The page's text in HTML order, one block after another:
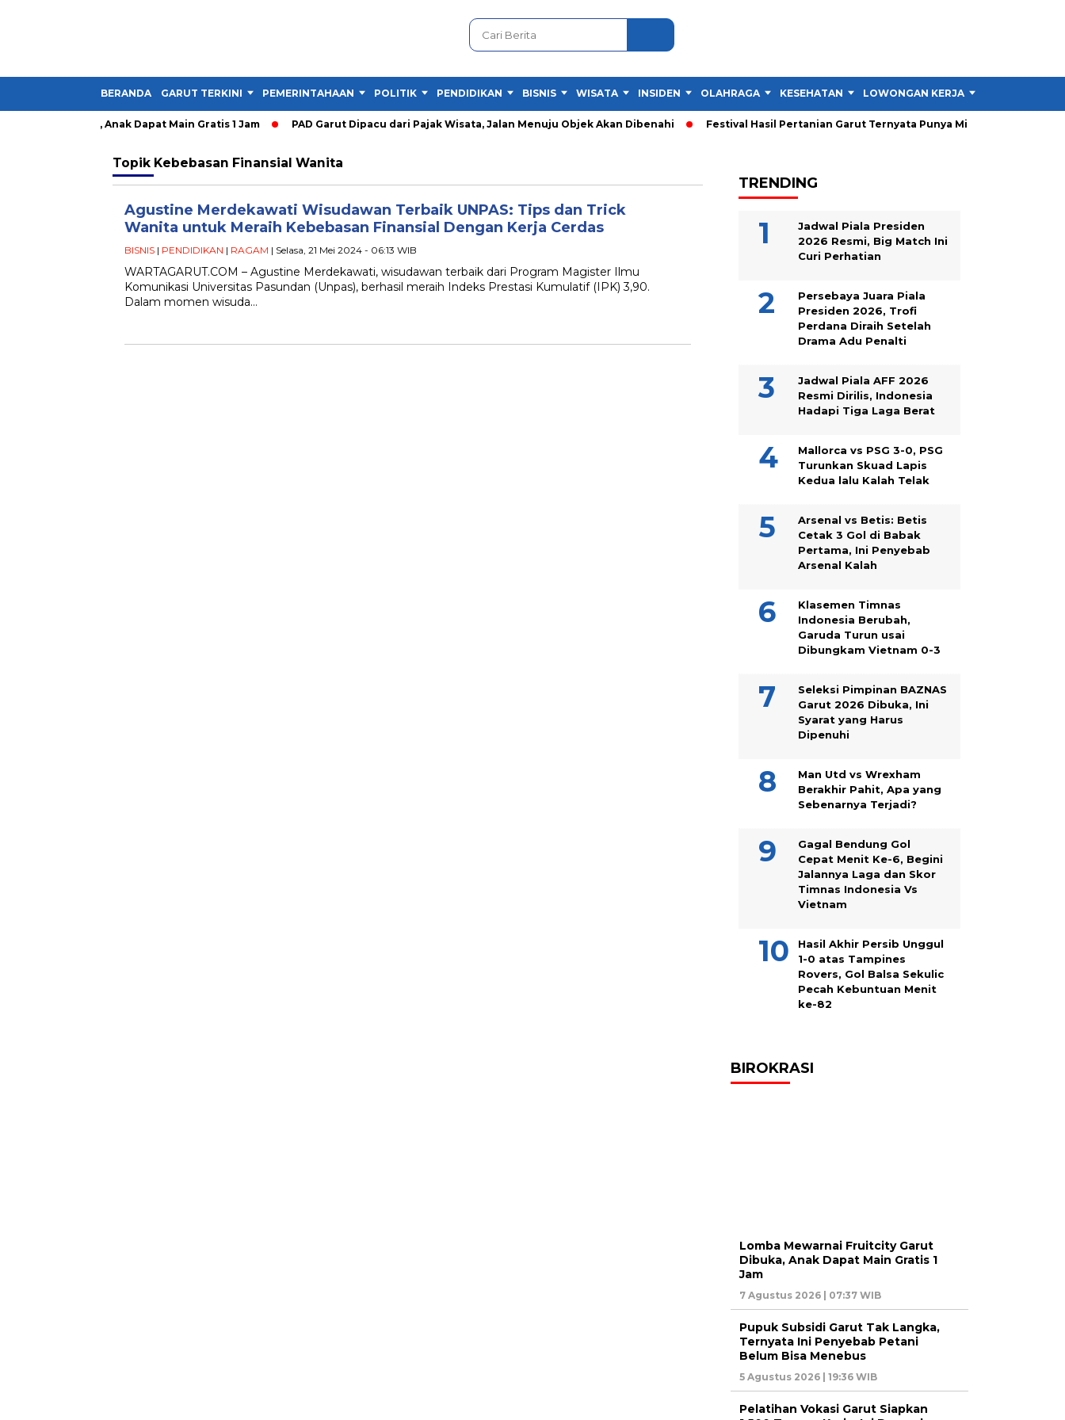
BERANDA GARUT TERKINI PEMERINTAHAAN POLITIK PENDIDIKAN BISNIS WISATA INSIDEN OLAHRAGA KESEHATAN LOWONGAN KERJA
Garut Dibuka, Anak Dapat Main Gratis 1 Jam PAD Garut Dipacu dari Pajak Wisata, Jalan Menuju Objek Akan Dibenahi Festival Hasil Pertanian Garut Ternyata Punya Misi Besar untuk Petani
Topik Kebebasan Finansial Wanita
Agustine Merdekawati Wisudawan Terbaik UNPAS: Tips dan Trick
Wanita untuk Meraih Kebebasan Finansial Dengan Kerja Cerdas
BISNIS | PENDIDIKAN | RAGAM | Selasa, 21 Mei 2024 - 06:13 WIB
WARTAGARUT.COM – Agustine Merdekawati, wisudawan terbaik dari Program Magister Ilmu
Komunikasi Universitas Pasundan (Unpas), berhasil meraih Indeks Prestasi Kumulatif (IPK) 3,90.
Dalam momen wisuda…
TRENDING
Jadwal Piala Presiden
2026 Resmi, Big Match Ini
Curi Perhatian
Persebaya Juara Piala
Presiden 2026, Trofi
Perdana Diraih Setelah
Drama Adu Penalti
Jadwal Piala AFF 2026
Resmi Dirilis, Indonesia
Hadapi Tiga Laga Berat
Mallorca vs PSG 3-0, PSG
Turunkan Skuad Lapis
Kedua lalu Kalah Telak
Arsenal vs Betis: Betis
Cetak 3 Gol di Babak
Pertama, Ini Penyebab
Arsenal Kalah
Klasemen Timnas
Indonesia Berubah,
Garuda Turun usai
Dibungkam Vietnam 0-3
Seleksi Pimpinan BAZNAS
Garut 2026 Dibuka, Ini
Syarat yang Harus
Dipenuhi
Man Utd vs Wrexham
Berakhir Pahit, Apa yang
Sebenarnya Terjadi?
Gagal Bendung Gol
Cepat Menit Ke-6, Begini
Jalannya Laga dan Skor
Timnas Indonesia Vs
Vietnam
Hasil Akhir Persib Unggul
1-0 atas Tampines
Rovers, Gol Balsa Sekulic
Pecah Kebuntuan Menit
ke-82
BIROKRASI
Lomba Mewarnai Fruitcity Garut
Dibuka, Anak Dapat Main Gratis 1
Jam
7 Agustus 2026 | 07:37 WIB
Pupuk Subsidi Garut Tak Langka,
Ternyata Ini Penyebab Petani
Belum Bisa Menebus
5 Agustus 2026 | 19:36 WIB
Pelatihan Vokasi Garut Siapkan